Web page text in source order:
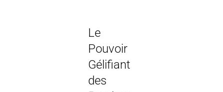
Le
Pouvoir
Gélifiant
des